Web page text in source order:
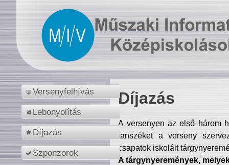
Versenyfelhívás
Lebonyolítás
Díjazás
Szponzorok
Díjazás
A versenyen az első három
tanszéket a verseny
csapatok iskoláit
A tárgynyeremények,